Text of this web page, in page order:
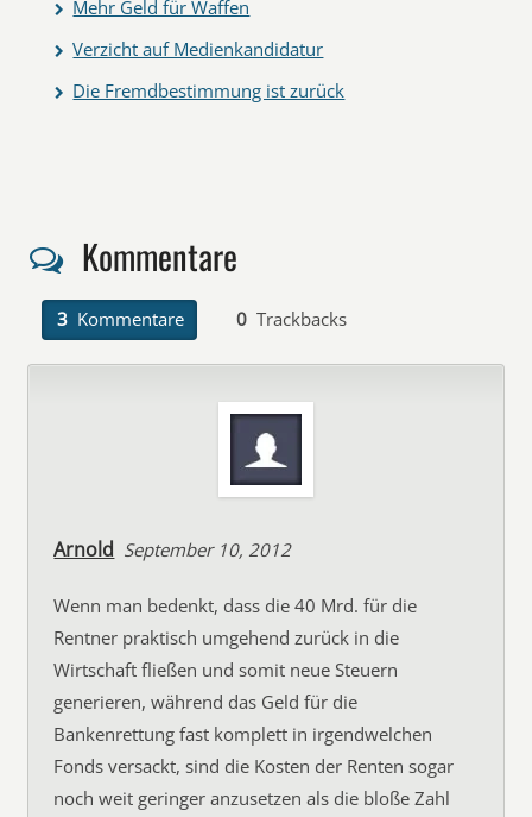
Mehr Geld für Waffen
Verzicht auf Medienkandidatur
Die Fremdbestimmung ist zurück
Kommentare
3 Kommentare 0 Trackbacks
Arnold September 10, 2012
Wenn man bedenkt, dass die 40 Mrd. für die
Rentner praktisch umgehend zurück in die
Wirtschaft fließen und somit neue Steuern
generieren, während das Geld für die
Bankenrettung fast komplett in irgendwelchen
Fonds versackt, sind die Kosten der Renten sogar
noch weit geringer anzusetzen als die bloße Zahl